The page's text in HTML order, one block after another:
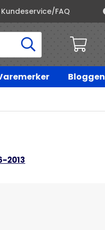
Kundeservice/FAQ
Bloggen
2013